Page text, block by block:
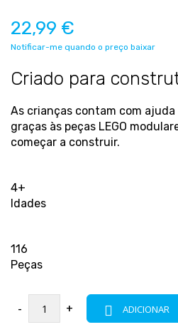
22,99 €
Notificar-me quando o preço baixar
Criado para
As crianças contam com ajuda
graças às peças LEGO
começar a construir.
4+
Idades
116
Peças
- + ADICIONAR